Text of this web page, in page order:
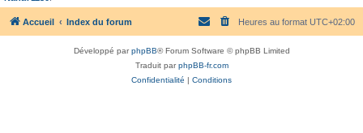
Accueil Index du forum Heures au format UTC+02:00
Développé parphpBB® Forum Software © phpBB Limited
Traduit parphpBB-fr.com
Confidentialité | Conditions